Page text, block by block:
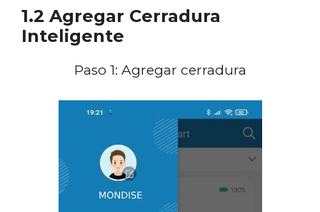
1.2 Agregar Cerradura
Inteligente
Paso 1: Agregar cerradura